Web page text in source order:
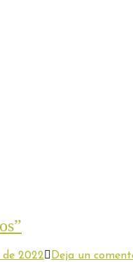
2022 Deja un